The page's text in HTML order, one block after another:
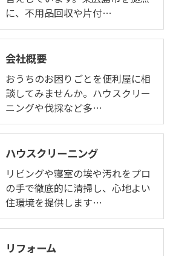
に、不用品回収や片付…
会社概要
おうちのお困りごとを便利屋に相
談してみませんか。ハウスクリー
ニングや伐採など多…
ハウスクリーニング
リビングや寝室の埃や汚れをプロ
の手で徹底的に清掃し、心地よい
住環境を提供します…
リフォーム
お問い合わせはこちら